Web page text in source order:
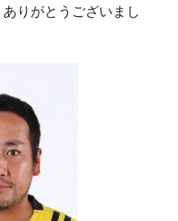
りがとうございまし